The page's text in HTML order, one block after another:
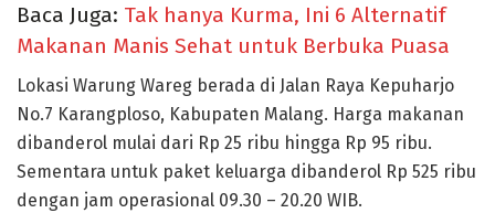
Baca Juga: Tak hanya Kurma, Ini 6 Alternatif
Makanan Manis Sehat untuk Berbuka Puasa
Lokasi Warung Wareg berada di Jalan Raya Kepuharjo
No.7 Karangploso, Kabupaten Malang. Harga makanan
dibanderol mulai dari Rp 25 ribu hingga Rp 95 ribu.
Sementara untuk paket keluarga dibanderol Rp 525 ribu
dengan jam operasional 09.30 – 20.20 WIB.